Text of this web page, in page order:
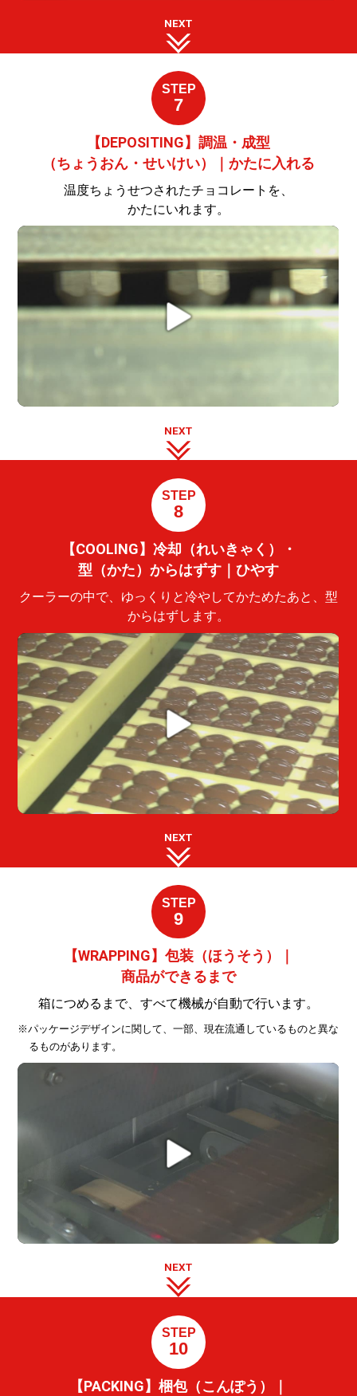
NEXT
STEP
7
【DEPOSITING】調温・成型
（ちょうおん・せいけい）｜かたに入れる
温度ちょうせつされたチョコレートを、
かたにいれます。
NEXT
STEP
8
【COOLING】冷却（れいきゃく）・
型（かた）からはずす｜ひやす
クーラーの中で、ゆっくりと冷やしてかためたあと、型
からはずします。
NEXT
STEP
9
【WRAPPING】包装（ほうそう）｜
商品ができるまで
箱につめるまで、すべて機械が自動で行います。
※パッケージデザインに関して、一部、現在流通しているものと異な
るものがあります。
NEXT
STEP
10
【PACKING】梱包（こんぽう）｜